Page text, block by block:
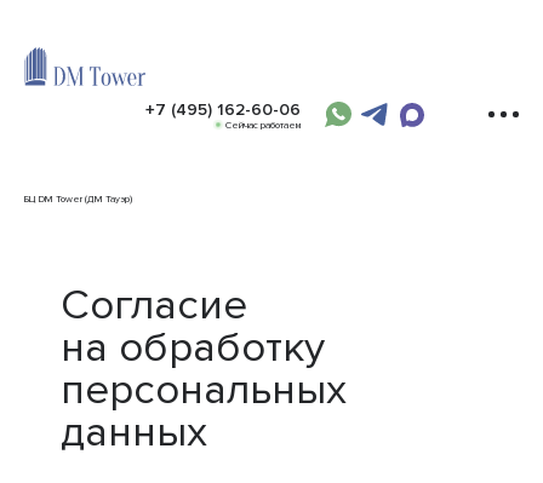
БЦ DM Tower (ДМ Тауэр)
+7 (495) 162-60-06
Сейчас работаем
Согласие
на обработку
персональных
данных